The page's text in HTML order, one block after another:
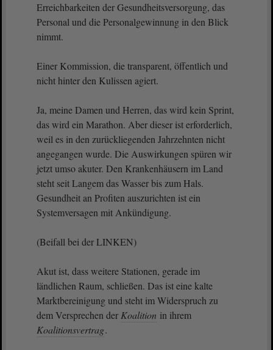
Erreichbarkeiten der Gesundheitsversorgung, das
Personal und die Personalgewinnung in den Blick
nimmt.
Einer Kommission, die transparent, öffentlich und
nicht hinter den Kulissen agiert.
Ja, meine Damen und Herren, das wird kein Sprint,
das wird ein Marathon. Aber dieser ist erforderlich,
weil es in den zurückliegenden Jahrzehnten nicht
angegangen wurde. Die Auswirkungen spüren wir
jetzt umso akuter. Den Krankenhäusern im Land
steht seit Langem das Wasser bis zum Hals.
Gesundheit an Profiten auszurichten ist ein
Systemversagen mit Ankündigung.
(Beifall bei der LINKEN)
Akut ist, dass weitere Stationen, gerade im
ländlichen Raum, schließen. Das ist eine kalte
Marktbereinigung und steht im Widerspruch zu
dem Versprechen der Koalition in ihrem
Koalitionsvertrag.